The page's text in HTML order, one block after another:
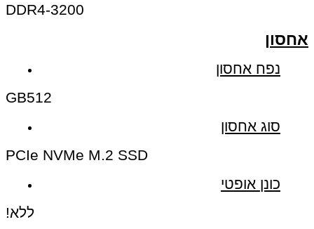
DDR4-3200
אחסון
נפח אחסון
512
GB
סוג אחסון
PCIe NVMe M.2 SSD
כונן אופטי
ללא!